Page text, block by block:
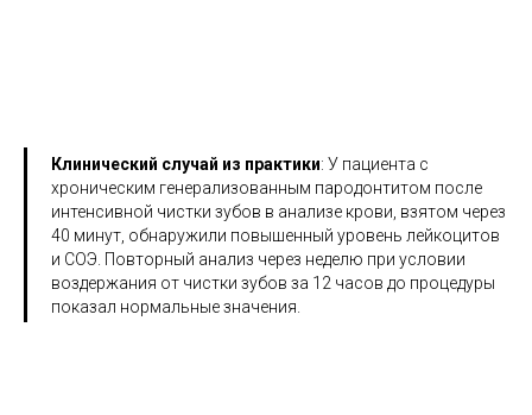
Клинический случай из практики: У пациента с
хроническим генерализованным пародонтитом после
интенсивной чистки зубов в анализе крови, взятом через
40 минут, обнаружили повышенный уровень лейкоцитов
и СОЭ. Повторный анализ через неделю при условии
воздержания от чистки зубов за 12 часов до процедуры
показал нормальные значения.